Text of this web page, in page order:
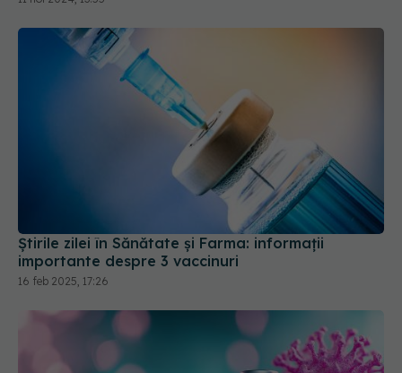
Știrile zilei în Sănătate și Farma: informații
importante despre 3 vaccinuri
16 feb 2025, 17:26